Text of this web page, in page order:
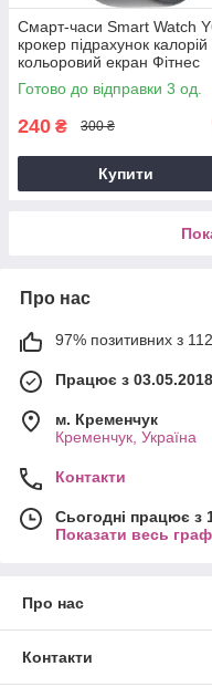
Смарт-часи Smart Watch
крокер підрахунок калорій
кольоровий екран Фітнес
браслет пульсометр
тонометр
Готово до відправки 3 од.
240 ₴ 300 ₴
Купити
Про нас
97% позитивних з
Працює з 03.05.2018
м. Кременчук
Кременчук, Україна
Контакти
Сьогодні працює з
Показати весь
Про нас
Контакти